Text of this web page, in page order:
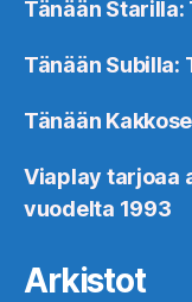
Tänään Starilla:
Tänään Subilla:
Tänään
Viaplay tarjoaa
vuodelta 1993
Arkistot